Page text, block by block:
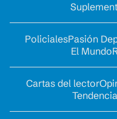
PolicialesPasión
El Mundo
Cartas del lector
Tendencia